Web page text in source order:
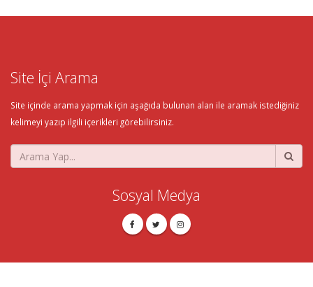
Site İçi Arama
Site içinde arama yapmak için aşağıda bulunan alan ile aramak istediğiniz
kelimeyi yazıp ilgili içerikleri görebilirsiniz.
Sosyal Medya